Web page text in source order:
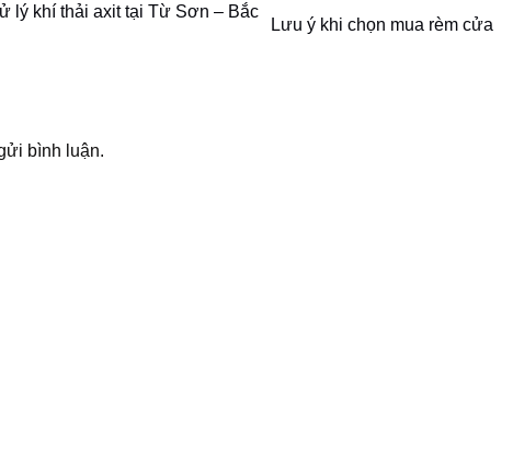
lý khí thải axit tại Từ Sơn – Bắc
Lưu ý khi chọn mua rèm cửa
bình luận.